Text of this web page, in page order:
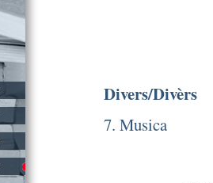
Divers/Divèrs
7. Musica